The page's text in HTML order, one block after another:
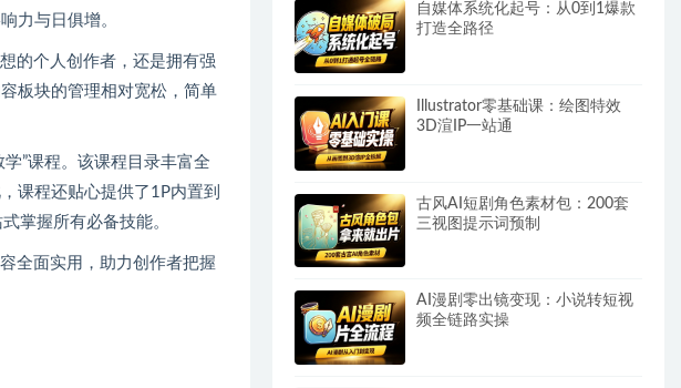
力与日俱增。
的个人创作者，还是拥有强
板块的管理相对宽松，简单
”课程。该课程目录丰富全
课程还贴心提供了1P内置到
掌握所有必备技能。
全面实用，助力创作者把握
自媒体系统化起号：从0到1爆款
打造全路径
Illustrator零基础课：绘图特效
3D渲IP一站通
古风AI短剧角色素材包：200套
三视图提示词预制
AI漫剧零出镜变现：小说转短视
频全链路实操